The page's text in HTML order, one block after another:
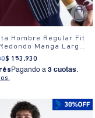
Hombre Regular Fit
Manga Larga
Blanca
$ 153 .930
Pagando a 3 cuotas.